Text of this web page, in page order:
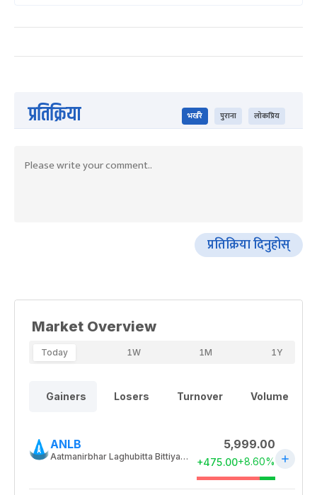
प्रतिक्रिया भर्खरै पुराना लोकप्रिय
प्रतिक्रिया दिनुहोस्